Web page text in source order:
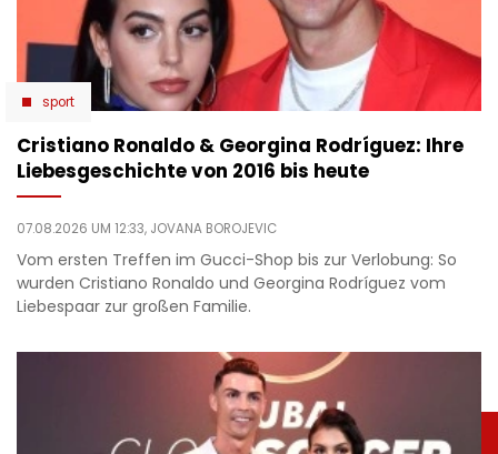
sport
Cristiano Ronaldo & Georgina Rodríguez: Ihre
Liebesgeschichte von 2016 bis heute
07.08.2026 UM 12:33, JOVANA BOROJEVIC
Vom ersten Treffen im Gucci-Shop bis zur Verlobung: So
wurden Cristiano Ronaldo und Georgina Rodríguez vom
Liebespaar zur großen Familie.